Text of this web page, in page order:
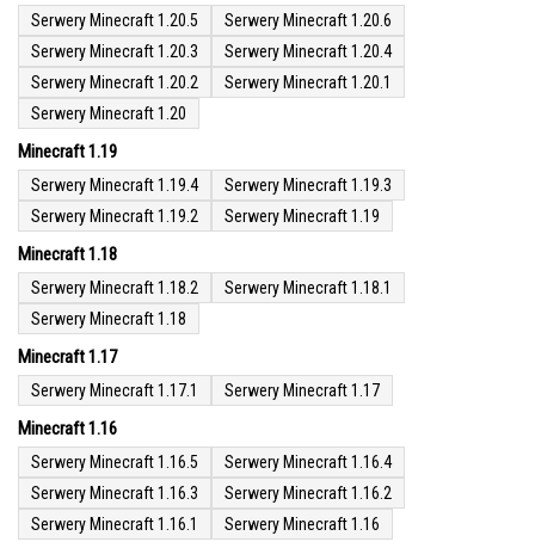
Serwery Minecraft 1.20.5
Serwery Minecraft 1.20.6
Serwery Minecraft 1.20.3
Serwery Minecraft 1.20.4
Serwery Minecraft 1.20.2
Serwery Minecraft 1.20.1
Serwery Minecraft 1.20
Minecraft 1.19
Serwery Minecraft 1.19.4
Serwery Minecraft 1.19.3
Serwery Minecraft 1.19.2
Serwery Minecraft 1.19
Minecraft 1.18
Serwery Minecraft 1.18.2
Serwery Minecraft 1.18.1
Serwery Minecraft 1.18
Minecraft 1.17
Serwery Minecraft 1.17.1 Serwery Minecraft 1.17
Minecraft 1.16
Serwery Minecraft 1.16.5
Serwery Minecraft 1.16.4
Serwery Minecraft 1.16.3
Serwery Minecraft 1.16.2
Serwery Minecraft 1.16.1
Serwery Minecraft 1.16